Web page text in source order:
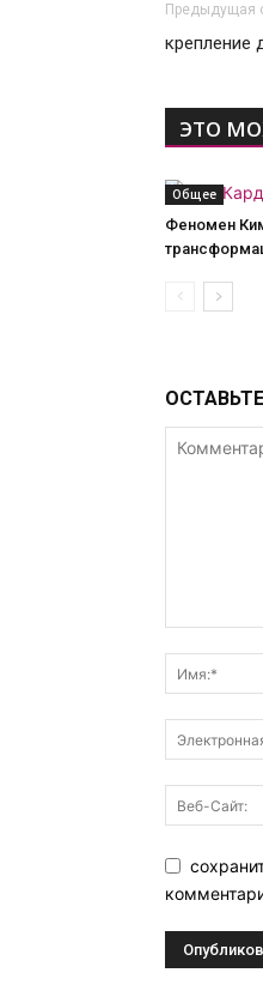
Предыдущая
крепление
ЭТО
Общее
Феномен